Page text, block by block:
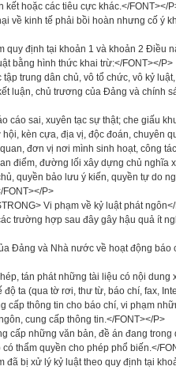
hoặc các tiêu cực khác.</FONT></
về kinh tế phải bồi hoàn nhưng cố ý
định tại khoản 1 và khoản 2 Điều
bằng hình thức khai trừ:</FONT></P>
trung dân chủ, vô tổ chức, vô kỷ
luận, chủ trương của Đảng và chính
cáo sai, xuyên tạc sự thật; che giấu
kèn cựa, địa vị, độc đoán, chuyên
đơn vị nơi mình sinh hoạt, công
điểm, đường lối xây dựng chủ nghĩa
quyền bảo lưu ý kiến, quyền tự do
P>
Vi phạm về kỷ luật phát
trường hợp sau đây gây hậu quả ít
Đảng và Nhà nước về hoạt động báo
tán phát những tài liệu có nội dung
ta (qua tờ rơi, thư từ, báo chí, fax,
cấp thông tin cho báo chí, vi phạm
cung cấp thông tin.</FONT></P>
cấp những văn bản, đề án đang trong
thẩm quyền cho phép phổ biến.</
bị xử lý kỷ luật theo quy định tại